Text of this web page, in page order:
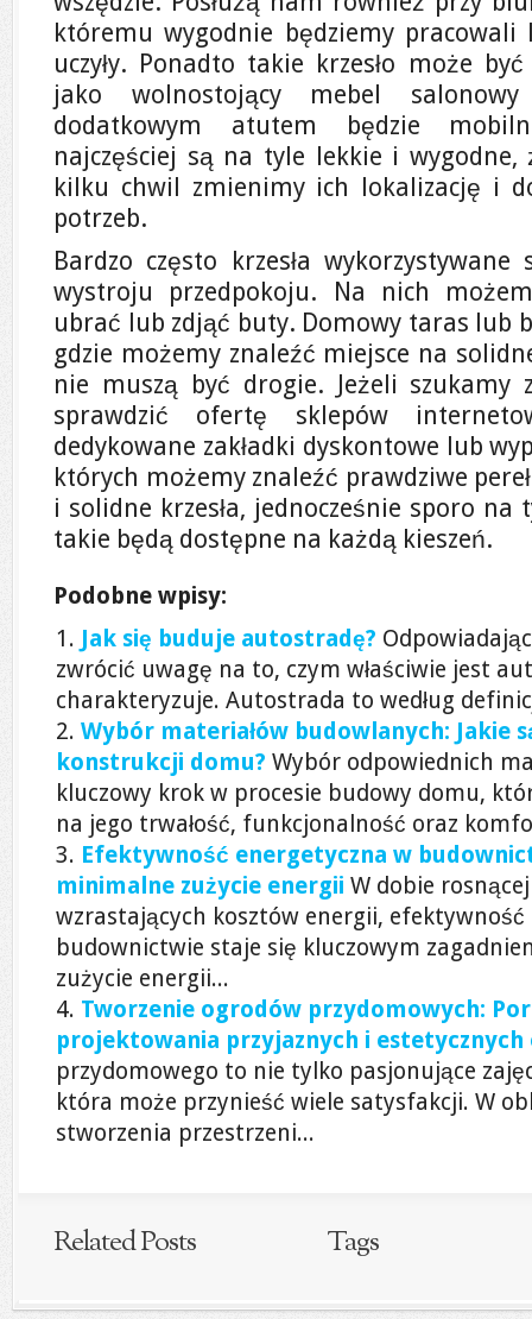
któremu wygodnie będziemy pracowali
uczyły. Ponadto takie krzesło może
jako wolnostojący mebel
dodatkowym atutem będzie
najczęściej są na tyle lekkie i
kilku chwil zmienimy ich lokalizację i
potrzeb.
Bardzo często krzesła
wystroju przedpokoju. Na nich
ubrać lub zdjąć buty. Domowy taras lub
gdzie możemy znaleźć miejsce na
nie muszą być drogie. Jeżeli szukamy
sprawdzić ofertę sklepów
dedykowane zakładki dyskontowe lub
których możemy znaleźć prawdziwe
i solidne krzesła, jednocześnie sporo na
takie będą dostępne na każdą kieszeń.
Podobne wpisy:
Jak się buduje autostradę?
zwrócić uwagę na to, czym właściwie jest
charakteryzuje. Autostrada to według
Wybór materiałów budowlanych: Jakie
konstrukcji domu? Wybór odpowiednich
kluczowy krok w procesie budowy domu,
na jego trwałość, funkcjonalność oraz
Efektywność energetyczna w
minimalne zużycie energii W dobie
wzrastających kosztów energii, efektywność
budownictwie staje się kluczowym
zużycie energii...
Tworzenie ogrodów przydomowych:
projektowania przyjaznych i
przydomowego to nie tylko pasjonujące
która może przynieść wiele satysfakcji. W
stworzenia przestrzeni...
Related Posts Tags